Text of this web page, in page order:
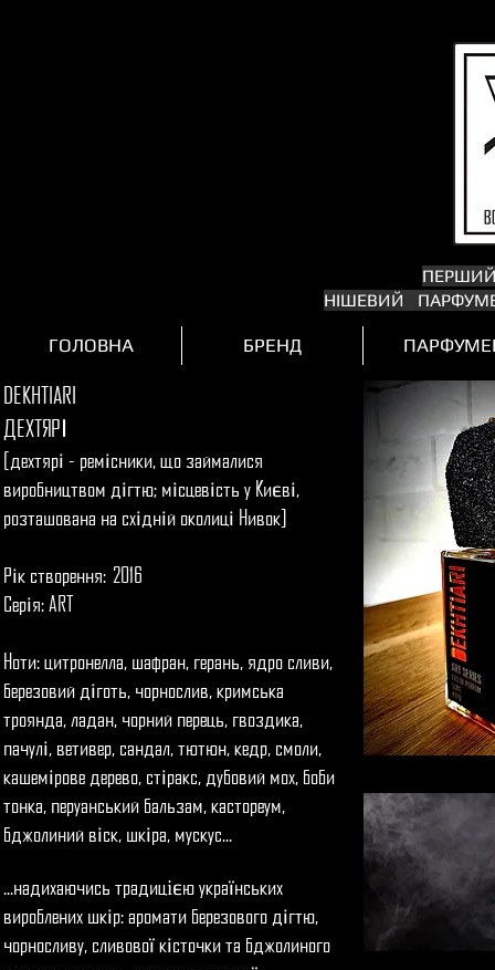
НІШЕВИЙ
ГОЛОВНА БРЕНД
DEKHTIARI
ДЕХТЯРІ
[дехтярі - ремісники, що займалися
виробництвом дігтю; місцевість у Києві,
розташована на східній околиці Нивок]
Рік створення: 2016
Серія: ART
Ноти: цитронелла, шафран, герань, ядро сливи,
березовий діготь, чорнослив, кримська
троянда, ладан, чорний перець, гвоздика,
пачулі, ветивер, сандал, тютюн, кедр, смоли,
кашемірове дерево, стіракс, дубовий мох, боби
тонка, перуанський бальзам, кастореум,
бджолиний віск, шкіра, мускус...
...надихаючись традицією українських
вироблених шкір: аромати березового дігтю,
чорносливу, сливовоїкісточки та бджолиного